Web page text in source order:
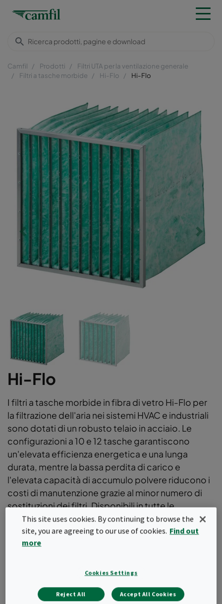
Camfil Prodotti
Filtri UTA per la ventilazione generale
Filtri a tasche morbide
Hi-Flo Hi-Flo
Hi-Flo
I filtri a tasche morbide in fibra di vetro Hi-Flo per
la filtrazione dell'aria nei sistemi HVAC e industriali
sono dotati di un robusto telaio in acciaio. Le
configurazioni a 10 e 12 tasche garantiscono
un'elevata efficienza energetica e una lunga
durata, mentre la bassa perdita di carico e
l'elevata capacità di accumulo polvere riducono i
costi di manutenzione grazie al minor numero di
sostituzioni dei filtri. Disponibili in tutte le
efficienze secondo lo standard ISO 16890 e
supportati da una Dichiarazione Ambientale di
Prodotto (EPD).
robusto telaio metallico
Dimensioni e configurazioni flessibili delle tasche per
adattarsi a varie applicazioni
This site uses cookies. By continuing to browse the
site, you are agreeing to our use of cookies. Find out
more
Cookies Settings
Reject All Accept All Cookies